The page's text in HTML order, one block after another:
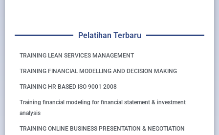
Pelatihan Terbaru
TRAINING LEAN SERVICES MANAGEMENT
TRAINING FINANCIAL MODELLING AND DECISION MAKING
TRAINING HR BASED ISO 9001 2008
Training financial modeling for financial statement & investment
analysis
TRAINING ONLINE BUSINESS PRESENTATION & NEGOTIATION